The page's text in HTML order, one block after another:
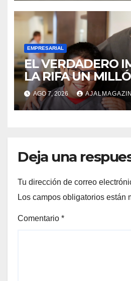
EMPRESARIAL
EL VERDADERO
LA RIFA UN
AMIGOS HOY
MAÑANA POR MÍ
AGO 7, 2026
Deja una
Tu dirección de correo
Los campos obligatorios están
Comentario *